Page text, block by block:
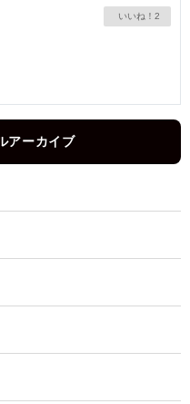
2
アーカイブ